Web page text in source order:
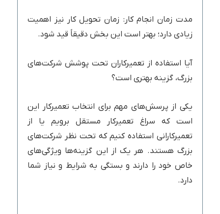
مدت زمان انجام کار: زمان تحویل کار نیز اهمیت
زیادی دارد؛ بهتر است این بخش دقیقاً قید شود.
آیا استفاده از تعمیرکاران تحت پوشش شرکت‌های
بزرگ، گزینه بهتری است؟
یکی از پرسش‌های مهم برای انتخاب تعمیرکار این
است که سراغ تعمیرکار مستقل برویم یا از
تعمیرکارانی استفاده کنیم که تحت نظر شرکت‌های
بزرگ هستند. هر یک از این گزینه‌ها ویژگی‌های
خاص خود را دارند و بستگی به شرایط و نیاز شما
دارد.